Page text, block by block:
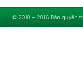
© 2010 – 2016 Bản quyền